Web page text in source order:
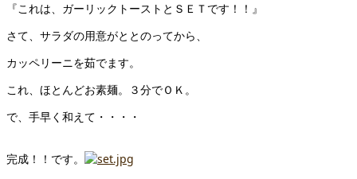
『これは、ガーリックトーストとＳＥＴです！！』
さて、サラダの用意がととのってから、
カッペリーニを茹でます。
これ、ほとんどお素麺。３分でＯＫ。
で、手早く和えて・・・・
完成！！です。